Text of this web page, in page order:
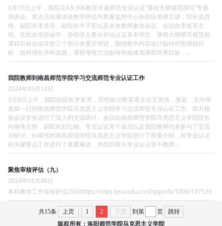
3月15日上午，我院在A3-306教室开展师范专业认证“课程大纲规范撰写”专题
培训会。本次活动邀请校教学评估与质量监控中心孙劭珍老师主讲，院长吴胜
锋、副院长李发亮、副院长牛子宏以及全体教师参加会议。会议由李发亮主
持。在此次培训会中，孙劭珍主要从评估认证基本理念、课程大纲撰写规范和
课程目标达成评价三个部分来展开培训，围绕教学内容设计如何对照课程目
标，如何强化学科实践，课程考核方法如何有效体现课程培养目标，...
我院教师到南昌师范学院学习交流师范专业认证工作
2024年03月12日
3月8日上午，我院副院长李发亮，思想政治教育系主任王现伟，唐超、王向华
老师一行到南昌师范学院马克思主义学院学习交流师范专业认证工作。双方根
据会议安排进行了深入的交流研讨。会议由南昌师范学院马克思主义学院院长
向绪伟主持，副院长彭红梅、专业认证骨干成员以及我院教师代表参与了交流
与研讨。向绪伟对南昌师范学院马克思主义学院进行了简要介绍，对专业认证
的关键要点工作进行了着重阐述，并组织双方专业认证骨干教师...
聚焦审核评估（九）
2024年03月06日
本科教学工作审核评估25问https://sites.lynu.edu.cn/shpg/info/1006/1375.ht
共15条 上页 1 2 下页 到第 页 跳转
版权所有：洛阳师范学院马克思主义学院